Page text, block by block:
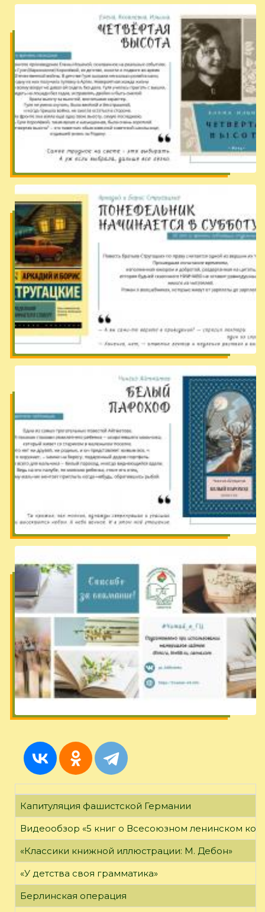
Капитуляция фашистской Германии
Видеообзор «5 книг о Всесоюзном ленинском
«Классики книжной иллюстрации: М. Дебон»
«У детства своя грамматика»
Берлинская операция